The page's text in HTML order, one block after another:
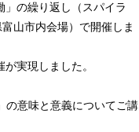
の繰り返し（スパイラ
山市内会場）で開催しま
実現しました。
の意味と意義についてご講